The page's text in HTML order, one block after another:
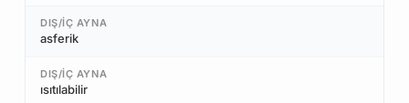
DIŞ/İÇ AYNA
asferik
DIŞ/İÇ AYNA
ısıtılabilir